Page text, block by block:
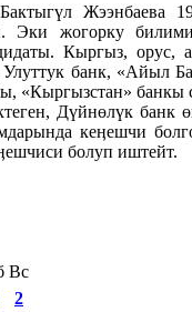
Жээнбаева
Эки жогорку
Кыргыз, орус,
банк, «Айыл
«Кыргызстан»
Дүйнөлүк банк
кеӊешчи
болуп иштейт.
Вс
2